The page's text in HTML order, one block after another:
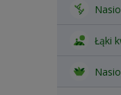
Łąki